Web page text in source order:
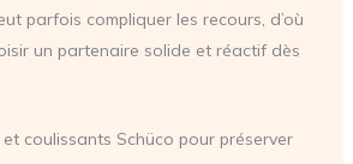
parfois compliquer les recours, d’où
un partenaire solide et réactif dès
coulissants Schüco pour préserver